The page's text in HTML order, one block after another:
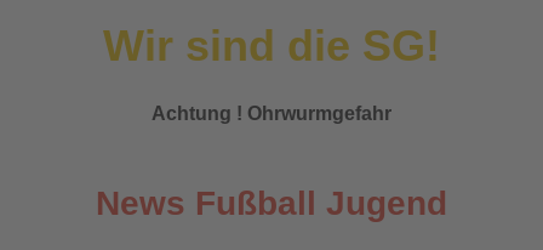
Wir sind die SG!
Achtung ! Ohrwurmgefahr
News Fußball Jugend